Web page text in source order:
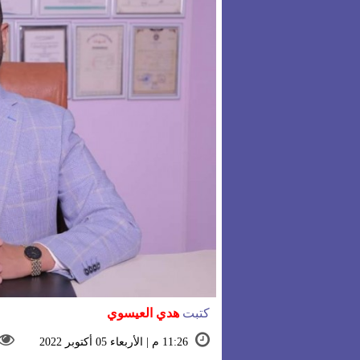
كتبتهدي العيسوي
11:26 م | الأربعاء 05 أكتوبر 2022